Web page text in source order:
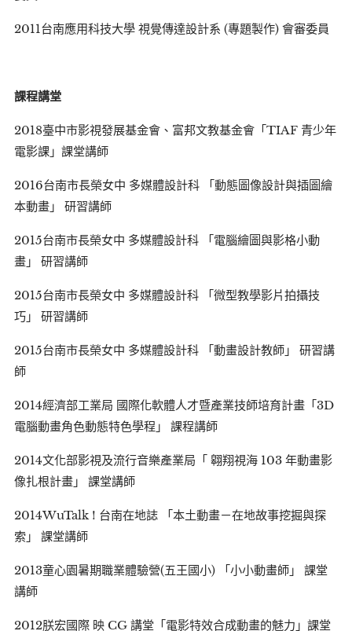
2011台南應用科技大學 視覺傳達設計系 (專題製作) 會審委員
課程講堂
2018臺中市影視發展基金會、富邦文教基金會「TIAF 青少年
電影課」課堂講師
2016台南市長榮女中 多媒體設計科 「動態圖像設計與插圖繪
本動畫」 研習講師
2015台南市長榮女中 多媒體設計科 「電腦繪圖與影格小動
畫」 研習講師
2015台南市長榮女中 多媒體設計科 「微型教學影片拍攝技
巧」 研習講師
2015台南市長榮女中 多媒體設計科 「動畫設計教師」 研習講
師
2014經濟部工業局 國際化軟體人才暨產業技師培育計畫「3D
電腦動畫角色動態特色學程」 課程講師
2014文化部影視及流行音樂產業局「 翱翔視海 103 年動畫影
像扎根計畫」 課堂講師
2014WuTalk ! 台南在地誌 「本土動畫－在地故事挖掘與探
索」 課堂講師
2013童心園暑期職業體驗營(五王國小) 「小小動畫師」 課堂
講師
2012朕宏國際 映 CG 講堂「電影特效合成動畫的魅力」課堂